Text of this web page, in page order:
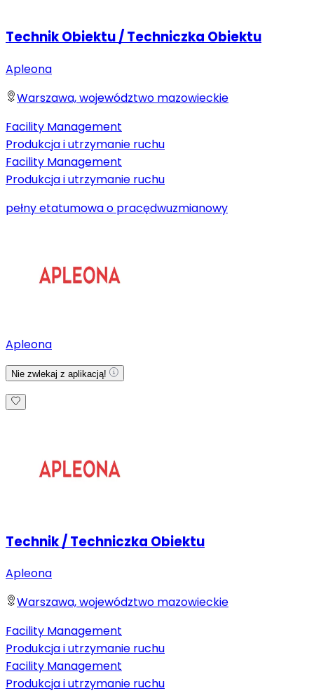
Technik Obiektu / Techniczka Obiektu
Apleona
Warszawa, województwo mazowieckie
Facility Management
Produkcja i utrzymanie ruchu
Facility Management
Produkcja i utrzymanie ruchu
pełny etatumowa o pracędwuzmianowy
Apleona
Nie zwlekaj z aplikacją!
Technik / Techniczka Obiektu
Apleona
Warszawa, województwo mazowieckie
Facility Management
Produkcja i utrzymanie ruchu
Facility Management
Produkcja i utrzymanie ruchu